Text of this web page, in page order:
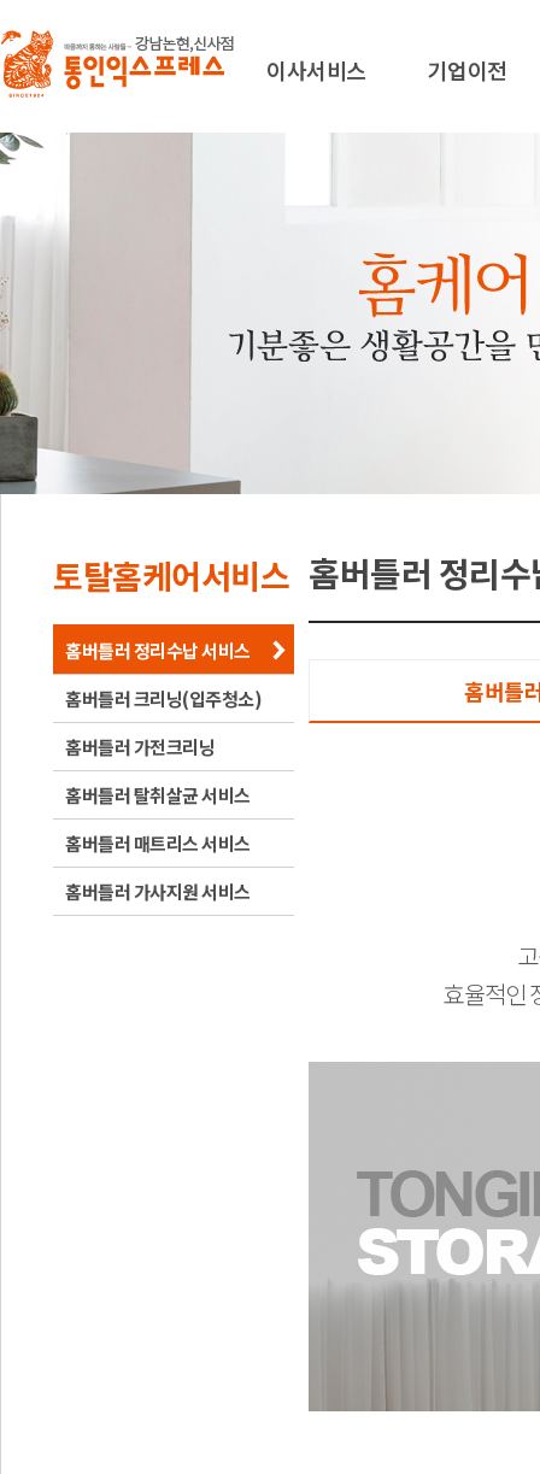
이사서비스 기업이전
해외이사
주요실적
서비스신청
토탈홈케어서비스
홈버틀러 정리수납 서비스
홈버틀러 크리닝(입주청소)
홈버틀러 가전크리닝
홈버틀러 탈취살균 서비스
홈버틀러 매트리스 서비스
홈버틀러 가사지원 서비스
홈버틀러 정리
홈버틀
효율적인